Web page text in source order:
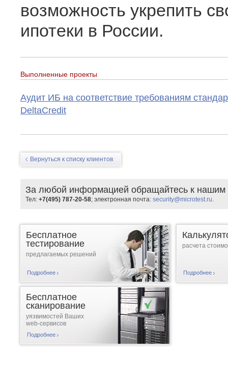
возможность укрепить
ипотеки в России.
Выполненные проекты
Аудит ИБ на соответствие требованиям
DeltaCredit
Вернуться к списку клиентов
За любой информацией обращайтесь к нашим
Тел: +7(495) 787-20-58; электронная почта: security@microtest.ru.
Бесплатное
тестирование
предлагаемых решений
Подробнее
расчета
Подробнее
Бесплатное
сканирование
уязвимостей Ваших
web-сервисов
Подробнее